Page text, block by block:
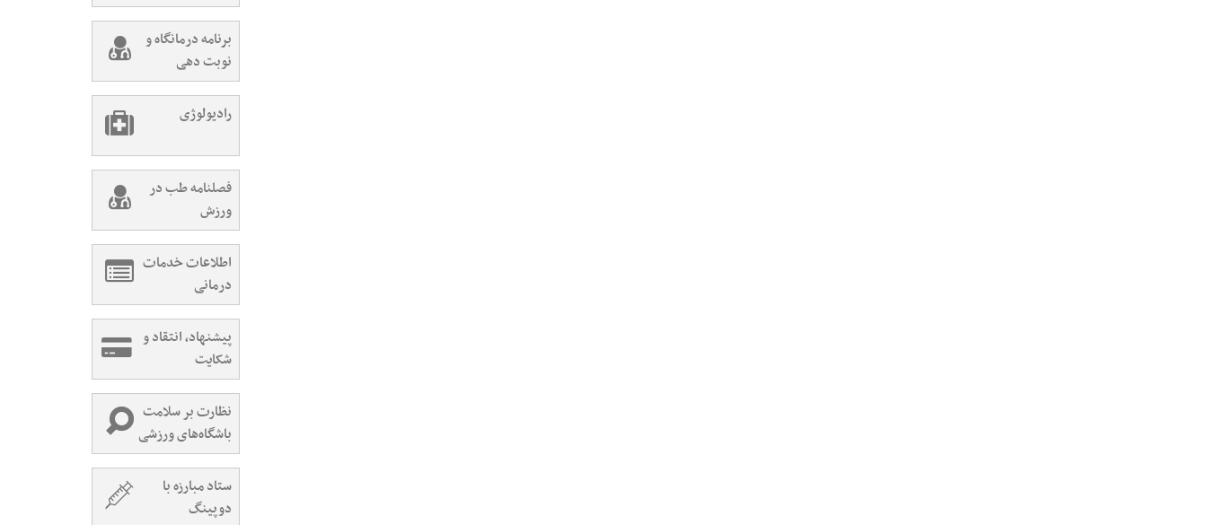
برنامه درمانگاه و
نوبت دهی
رادیولوژی
فصلنامه طب در
ورزش
اطلاعات خدمات
درمانی
پیشنهاد، انتقاد و
شکایت
نظارت بر سلامت
باشگاه‌های ورزشی
ستاد مبارزه با
دوپینگ